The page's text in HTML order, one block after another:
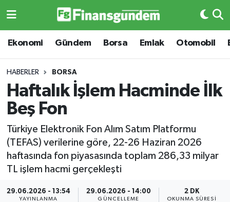
Ekonomi Gündem Borsa Emlak Otomobil
HABERLER BORSA
Haftalık İşlem Hacminde İlk
Beş Fon
Türkiye Elektronik Fon Alım Satım Platformu
(TEFAS) verilerine göre, 22-26 Haziran 2026
haftasında fon piyasasında toplam 286,33 milyar
TL işlem hacmi gerçekleşti
29.06.2026 - 13:54
YAYINLANMA
29.06.2026 - 14:00
GÜNCELLEME
2 DK
OKUNMA SÜRESI
Ekonomi
Borsa
Emlak
Emtia
Otomobil
Gizlilik Sözleşmesi
Ekonomi
Borsa
Emlak
Otomobil
Emtia
BITCOIN